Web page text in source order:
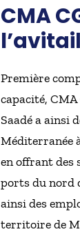
CMA
Première
capacité,
Saadé a ainsi
Méditerranée
en offrant des
ports du nord
ainsi des
territoire de